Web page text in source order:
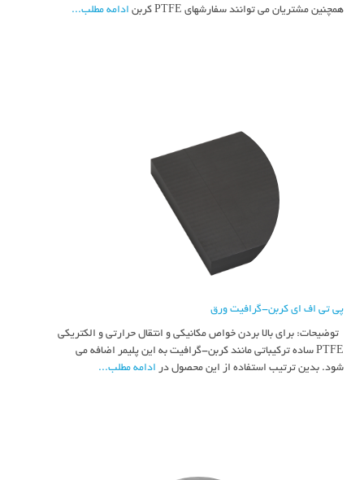
همچنین مشتریان می توانند سفارشهای PTFE کربن
ادامه مطلب...
پی تی اف ای کربن-گرافیت ورق
توضیحات: برای بالا بردن خواص مکانیکی و انتقال حرارتی و الکتریکی
PTFE ساده ترکیباتی مانند کربن-گرافیت به این پلیمر اضافه می
شود. بدین ترتیب استفاده از این محصول در ادامه مطلب...